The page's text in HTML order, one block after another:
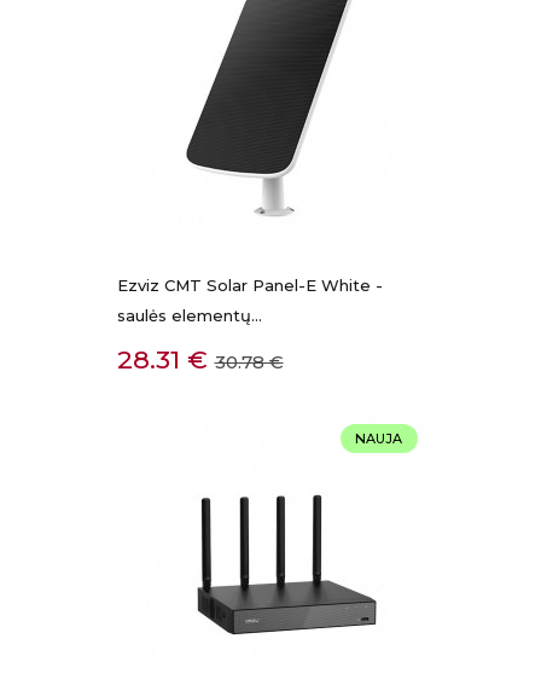
Ezviz CMT Solar Panel-E White -
saulės elementų...
Kaina
28.31 € Bazinė
30.78 €
NAUJA